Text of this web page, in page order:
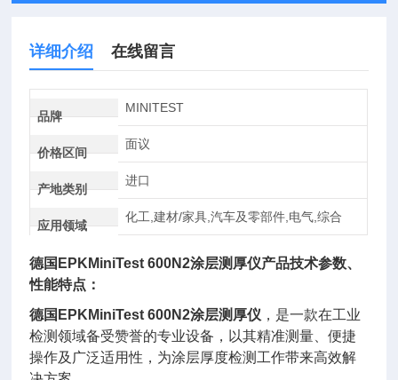
详细介绍 在线留言
品牌
MINITEST
价格区间
面议
产地类别
进口
应用领域
化工,建材/家具,汽车及零部件,电气,综合
德国EPKMiniTest 600N2涂层测厚仪产品技术参数、
性能特点：
德国EPKMiniTest 600N2涂层测厚仪 ，是一款在工业
检测领域备受赞誉的专业设备，以其精准测量、便捷
操作及广泛适用性，为涂层厚度检测工作带来高效解